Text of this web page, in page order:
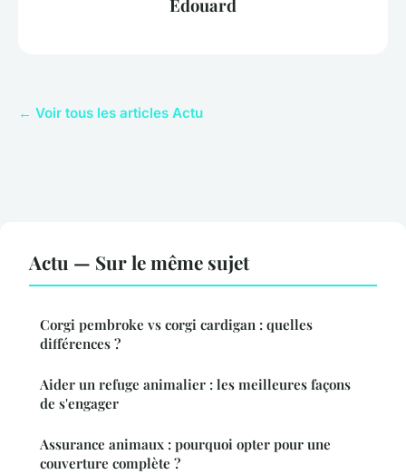
Edouard
← Voir tous les articles Actu
Actu — Sur le même sujet
Corgi pembroke vs corgi cardigan : quelles
différences ?
Aider un refuge animalier : les meilleures façons
de s'engager
Assurance animaux : pourquoi opter pour une
couverture complète ?